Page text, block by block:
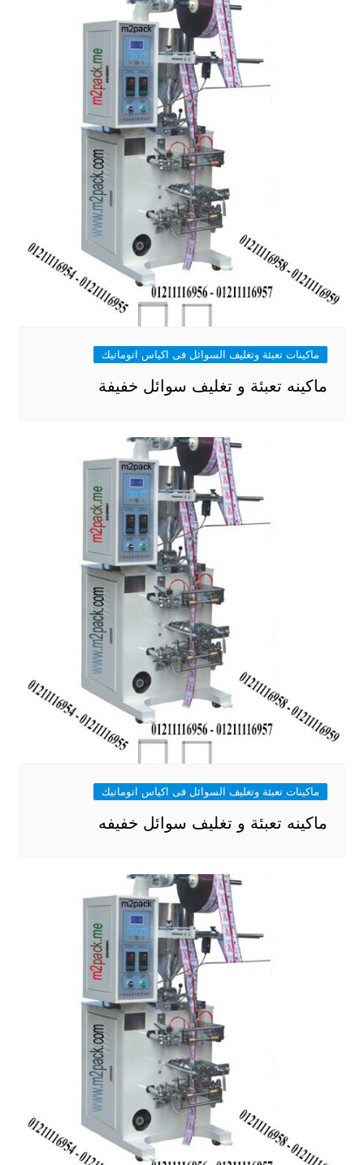
ماكينات تعبئة وتغليف السوائل فى اكياس اتوماتيك
ماكينه تعبئة و تغليف سوائل خفيفة
ماكينات تعبئة وتغليف السوائل فى اكياس اتوماتيك
ماكينه تعبئة و تغليف سوائل خفيفه